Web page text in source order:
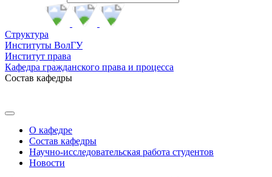
Структура
Институты ВолГУ
Институт права
Кафедра гражданского права и процесса
Состав кафедры
О кафедре
Состав кафедры
Научно-исследовательская работа студентов
Новости